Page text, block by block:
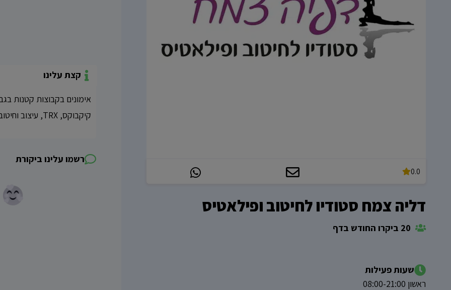
0.0
דליה צמח סטודיו לחיטוב ופילאטיס
שעות פעילות
ראשון 08:00-21:00
קצת עלינו
אימונים בקבוצות קטנות
קיקבוקס, TRX, עיצוב וחיטוב, טרמפולינה, ועוד, בכל הסגנונות והרמות.
רשמו עלינו ביקורת